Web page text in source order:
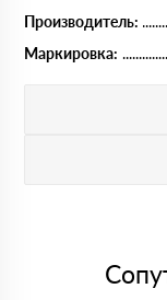
Производитель:
Маркировка: